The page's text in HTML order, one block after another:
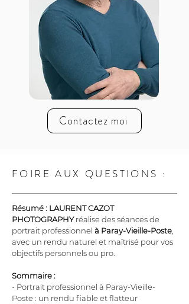
Contactez moi
FOIRE AUX QUESTIONS :
Résumé : LAURENT CAZOT
PHOTOGRAPHY réalise des séances de
portrait professionnel à Paray-Vieille-Poste
avec un rendu naturel et maîtrisé pour vos
objectifs personnels ou pro.
Sommaire :
- Portrait professionnel à Paray-Vieille-
Poste : un rendu fiable et flatteur